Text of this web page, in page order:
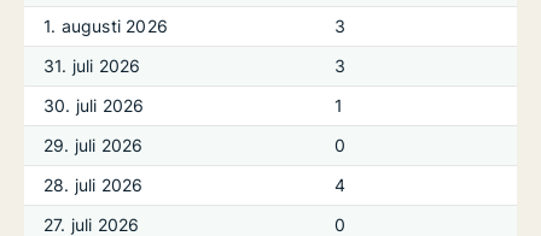
1. augusti 2026
3
31. juli 2026
3
30. juli 2026
1
29. juli 2026
0
28. juli 2026
4
27. juli 2026
0